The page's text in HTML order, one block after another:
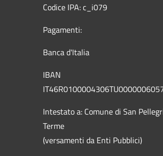
Codice IPA: c_i079
Pagamenti:
Banca d'Italia
IBAN
Intestato a: Comune di San
Terme
(versamenti da Enti Pubblici)